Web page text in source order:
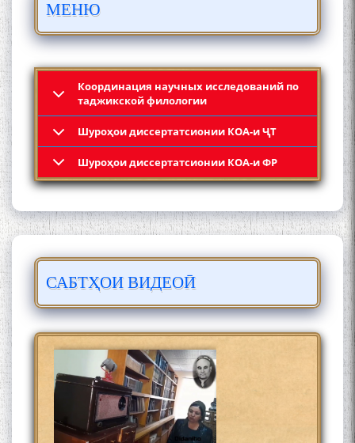
МЕНЮ
Координация научных исследований по
таджикской филологии
Шyроҳои диссертатсионии КОА-и ҶТ
Шyроҳои диссертатсионии КОА-и ФР
САБТҲОИ ВИДЕОӢ
ПАЙКАРА ВА ОСОРХОНАИ
ШУД!
Кадамчо Худои Шарифзода
Сайре дар Осорхона
Муҳаммадҷон Раҳимӣ